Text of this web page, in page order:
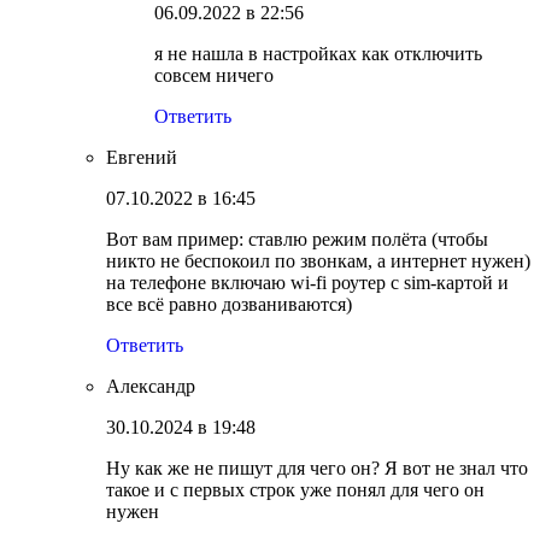
06.09.2022 в 22:56
я не нашла в настройках как отключить
совсем ничего
Ответить
Евгений
07.10.2022 в 16:45
Вот вам пример: ставлю режим полёта (чтобы
никто не беспокоил по звонкам, а интернет нужен)
на телефоне включаю wi-fi роутер с sim-картой и
все всё равно дозваниваются)
Ответить
Александр
30.10.2024 в 19:48
Ну как же не пишут для чего он? Я вот не знал что
такое и с первых строк уже понял для чего он
нужен